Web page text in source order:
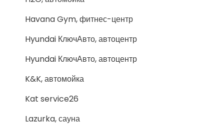
Havana Gym, фитнес-центр
Hyundai КлючАвто, автоцентр
Hyundai КлючАвто, автоцентр
K&K, автомойка
Kat service26
Lazurka, сауна